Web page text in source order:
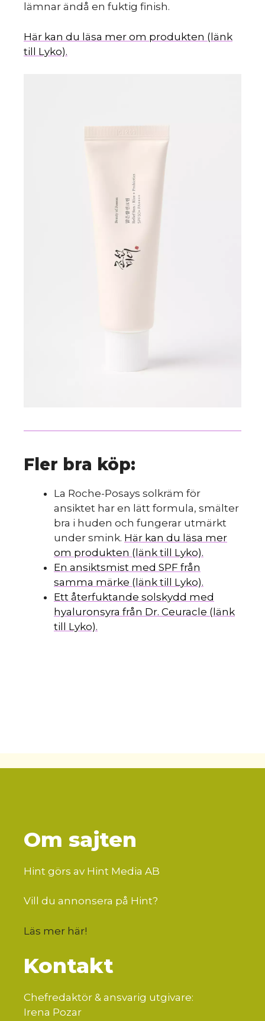
lämnar ändå en fuktig finish.
Här kan du läsa mer om produkten (länk
till Lyko).
Fler bra köp:
La Roche-Posays solkräm för
ansiktet har en lätt formula, smälter
bra i huden och fungerar utmärkt
under smink. Här kan du läsa mer
om produkten (länk till Lyko).
En ansiktsmist med SPF från
samma märke (länk till Lyko).
Ett återfuktande solskydd med
hyaluronsyra från Dr. Ceuracle (länk
till Lyko).
Om sajten
Hint görs av Hint Media AB
Vill du annonsera på Hint?
Läs mer här!
Kontakt
Chefredaktör & ansvarig utgivare:
Irena Pozar